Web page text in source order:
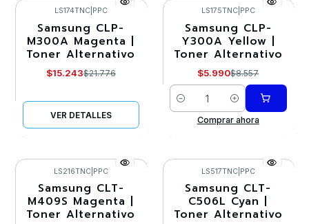
-30%
Agotado
LS174TNC| PPC
Samsung CLP-
M300A Magenta |
Toner Alternativo
$15.243$21.776
VER DETALLES
-30%
LS175TNC| PPC
Samsung CLP-
Y300A Yellow |
Toner Alternativo
$5.990$8.557
Cantidad
Comprar ahora
-30%
LS216TNC| PPC
Samsung CLT-
M409S Magenta |
Toner Alternativo
-30%
Agotado
LS517TNC| PPC
Samsung CLT-
C506L Cyan |
Toner Alternativo